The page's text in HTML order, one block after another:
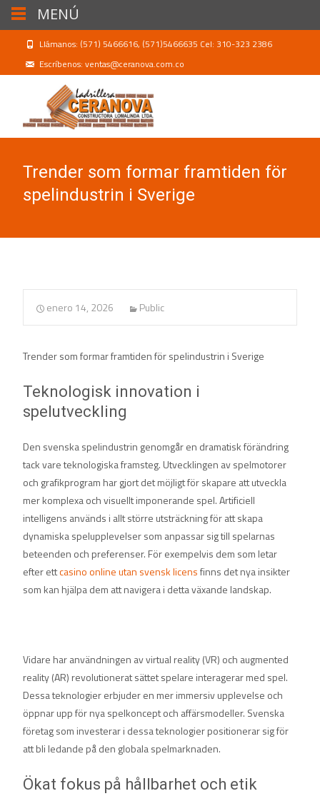
Llámanos: (571) 5466616, (571)5466635 Cel: 310-323 2386
Escríbenos: ventas@ceranova.com.co
Trender som formar framtiden för
spelindustrin i Sverige
enero 14, 2026 Public
Trender som formar framtiden för spelindustrin i Sverige
Teknologisk innovation i
spelutveckling
Den svenska spelindustrin genomgår en dramatisk förändring
tack vare teknologiska framsteg. Utvecklingen av spelmotorer
och grafikprogram har gjort det möjligt för skapare att utveckla
mer komplexa och visuellt imponerande spel. Artificiell
intelligens används i allt större utsträckning för att skapa
dynamiska spelupplevelser som anpassar sig till spelarnas
beteenden och preferenser. För exempelvis dem som letar
efter ettcasino online utan svensk licensfinns det nya insikter
som kan hjälpa dem att navigera i detta växande landskap.
Vidare har användningen av virtual reality (VR) och augmented
reality (AR) revolutionerat sättet spelare interagerar med spel.
Dessa teknologier erbjuder en mer immersiv upplevelse och
öppnar upp för nya spelkoncept och affärsmodeller. Svenska
företag som investerar i dessa teknologier positionerar sig för
att bli ledande på den globala spelmarknaden.
Ökat fokus på hållbarhet och etik
MENÚ